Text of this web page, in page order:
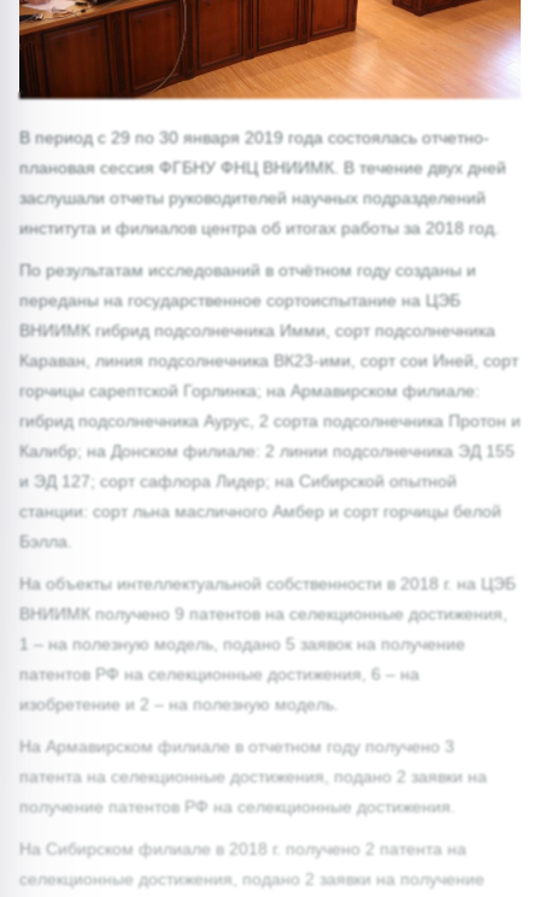
В период с 29 по 30 января 2019 года состоялась отчетно-
плановая сессия ФГБНУ ФНЦ ВНИИМК. В течение двух дней
заслушали отчеты руководителей научных подразделений
института и филиалов центра об итогах работы за 2018 год.
По результатам исследований в отчётном году созданы и
переданы на государственное сортоиспытание на ЦЭБ
ВНИИМК гибрид подсолнечника Имми, сорт подсолнечника
Караван, линия подсолнечника ВК23-ими, сорт сои Иней, сорт
горчицы сарептской Горлинка; на Армавирском филиале:
гибрид подсолнечника Аурус, 2 сорта подсолнечника Протон и
Калибр; на Донском филиале: 2 линии подсолнечника ЭД 155
и ЭД 127; сорт сафлора Лидер; на Сибирской опытной
станции: сорт льна масличного Амбер и сорт горчицы белой
Бэлла.
На объекты интеллектуальной собственности в 2018 г. на ЦЭБ
ВНИИМК получено 9 патентов на селекционные достижения,
1 – на полезную модель, подано 5 заявок на получение
патентов РФ на селекционные достижения, 6 – на
изобретение и 2 – на полезную модель.
На Армавирском филиале в отчетном году получено 3
патента на селекционные достижения, подано 2 заявки на
получение патентов РФ на селекционные достижения.
На Сибирском филиале в 2018 г. получено 2 патента на
селекционные достижения, подано 2 заявки на получение